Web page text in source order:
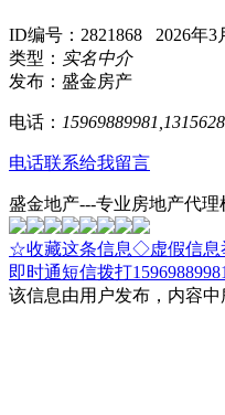
ID编号：2821868 2026年
类型： 实名中介
发布：盛金房产
电话：
电话联系给我留言
盛金地产---专业房地产代理
☆收藏这条信息◇虚假信息
即时通短信拨打
该信息由用户发布，内容